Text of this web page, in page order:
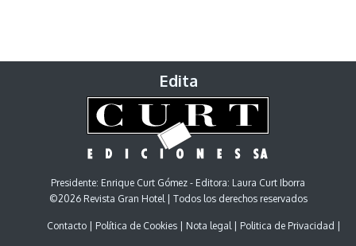
Edita
Presidente: Enrique Curt Gómez - Editora: Laura Curt Iborra
©2026 Revista Gran Hotel | Todos los derechos reservados
Contacto Política de Cookies Nota legal Politica de Privacidad